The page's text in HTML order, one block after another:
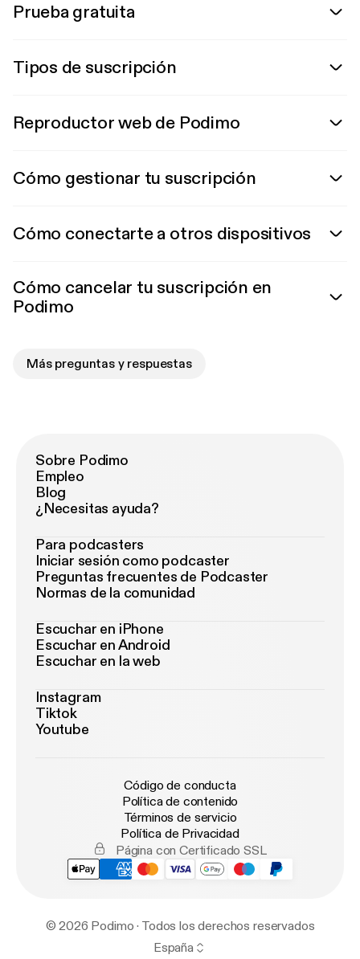
Prueba gratuita
Tipos de suscripción
Reproductor web de Podimo
Cómo gestionar tu suscripción
Cómo conectarte a otros dispositivos
Cómo cancelar tu suscripción en
Podimo
Más preguntas y respuestas
Sobre Podimo
Empleo
Blog
¿Necesitas ayuda?
Para podcasters
Iniciar sesión como podcaster
Preguntas frecuentes de Podcaster
Normas de la comunidad
Escuchar en iPhone
Escuchar en Android
Escuchar en la web
Instagram
Tiktok
Youtube
Código de conducta
Política de contenido
Términos de servicio
Política de Privacidad
Página con Certificado SSL
© 2026 Podimo · Todos los derechos reservados
España